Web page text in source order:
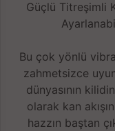
Güçlü Titreşimli
Bu çok yönlü
zahmetsizce
dünyasının
olarak kan
hazzın baştan